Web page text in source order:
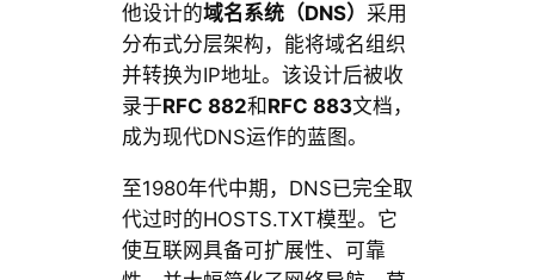
他设计的域名系统（DNS） 采用
分布式分层架构，能将域名组织
并转换为IP地址。该设计后被收
录于RFC 882和 RFC 883文档，
成为现代DNS运作的蓝图。
至1980年代中期，DNS已完全取
代过时的HOSTS.TXT模型。它
使互联网具备可扩展性、可靠